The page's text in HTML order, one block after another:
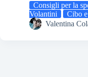
Consigli per la
Volantini
Cibo
Valentina